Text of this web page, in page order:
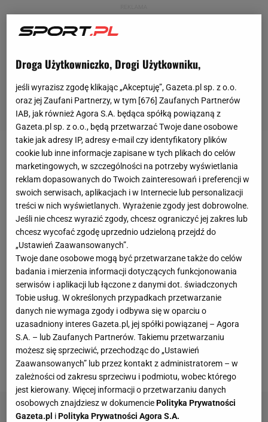
Cykl imprezy "OlsztynBiega!" to od dwóch lat
największe biegowe wydarzenie w stolicy Warmii i
Mazur. W minionym roku miłośnicy aktywnego
spędzania wolnego czasu mogli sprawdzić swoje
siły aż dziewięć razy. Co ciekawe, impreza została
podzielona na dwa bloki. Pierwszy składał się z
pięciu biegów po 5kmw parku Kusocińskiego, a
drugi z trzech po 10 km przy CRS "Ukiel". Ostatnim
etapem i zarazem największym wyzwaniem dla
biegaczy był Półmaraton Jakubowy. Na mecie
każdej imprezy meldowały się setki biegaczy, którzy
zgodnie podkreślali doskonałą organizację
zawodów.
Droga Użytkowniczko, Drogi Użytkowniku,
jeśli wyrazisz zgodę klikając „Akceptuję”, Gazeta.pl sp. z o.o.
oraz jej Zaufani Partnerzy, w tym [676] Zaufanych Partnerów
IAB, jak również Agora S.A. będąca spółką powiązaną z
Gazeta.pl sp. z o.o., będą przetwarzać Twoje dane osobowe
takie jak adresy IP, adresy e-mail czy identyfikatory plików
cookie lub inne informacje zapisane w tych plikach do celów
marketingowych, w szczególności na potrzeby wyświetlania
reklam dopasowanych do Twoich zainteresowań i preferencji w
swoich serwisach, aplikacjach i w Internecie lub personalizacji
treści w nich wyświetlanych. Wyrażenie zgody jest dobrowolne.
Jeśli nie chcesz wyrazić zgody, chcesz ograniczyć jej zakres lub
chcesz wycofać zgodę uprzednio udzieloną przejdź do
„Ustawień Zaawansowanych”.
Twoje dane osobowe mogą być przetwarzane także do celów
badania i mierzenia informacji dotyczących funkcjonowania
serwisów i aplikacji lub łączone z danymi dot. świadczonych
Tobie usług. W określonych przypadkach przetwarzanie
danych nie wymaga zgody i odbywa się w oparciu o
uzasadniony interes Gazeta.pl, jej spółki powiązanej – Agora
S.A. – lub Zaufanych Partnerów. Takiemu przetwarzaniu
możesz się sprzeciwić, przechodząc do „Ustawień
Zaawansowanych” lub przez kontakt z administratorem – w
zależności od zakresu sprzeciwu i podmiotu, wobec którego
jest kierowany. Więcej informacji o przetwarzaniu danych
osobowych znajdziesz w dokumenciePolityka Prywatności
Gazeta.pl iPolityka Prywatności Agora S.A.